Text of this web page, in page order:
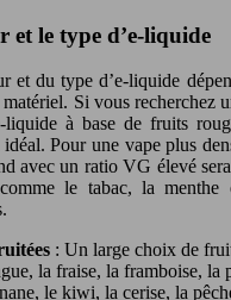
et le type d’e-liquide
et du type d’e-liquide
Si vous recherchez
liquide à base de fruits
Pour une vape plus
avec un ratio VG élevé
comme le tabac, la
: Un large choix de
la fraise, la framboise, la
le kiwi, la cerise, la